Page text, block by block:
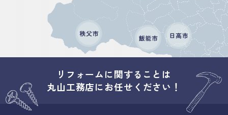
リフォームに関することは
丸山工務店にお任せください！